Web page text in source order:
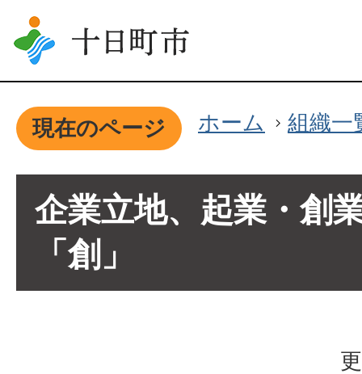
現在のページ ホーム 組織一
企業立地、起業・創
「創」